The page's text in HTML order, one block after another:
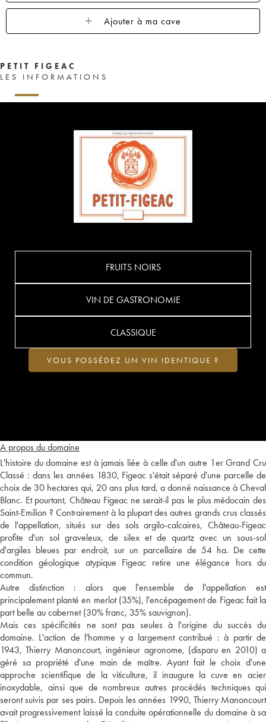
Ajouter à ma cave
PETIT FIGEAC
LES INFORMATIONS
A propos du domaine
L'histoire du domaine est à jamais liée à celle d'un autre 1er Grand Cru
Classé : dans les années 1830, Figeac s'était séparé d'une parcelle de
choix de 30 hectares qui, 20 ans plus tard, a donné naissance à Cheval
Blanc. Et pourtant, Château Figeac ne serait-il pas le plus médocain des
Saint-Emilion ? Contrairement à la plupart des autres grands crus classés
de l'appellation, situés sur des sols argilo-calcaires, Château-Figeac
profite d'un sol graveleux, de silex et de quartz avec un sous-sol
d'argiles bleues par endroit, sur un parcellaire de 54 ha. De cette
condition géologique atypique Figeac retire une élégance hors du
commun.
Autre distinction : alors que l'ensemble de l'appellation est
principalement planté en merlot (35%), l'encépagement de Figeac fait la
part belle au cabernet (30% franc, 35% sauvignon).
Mais ces spécificités ne sont pas seules à l'origine du succès du
domaine. L'action de l'homme y a largement contribué : à partir de
1943, Thierry Manoncourt, ingénieur agronome, (disparu en 2010) a
géré sa propriété d'une main de maître. Ayant fait le choix d'une
approche scientifique de la viticulture, il inaugure la cuve en acier
inoxydable, ainsi que de nombreux autres procédés techniques qui
seront suivis par ses pairs. Depuis les années 1990, Thierry Manoncourt
avait progressivement laissé la conduite opérationnelle du domaine à sa
FRUITS NOIRS
VIN DE GASTRONOMIE
CLASSIQUE
VOUS POSSÉDEZ UN VIN IDENTIQUE ?